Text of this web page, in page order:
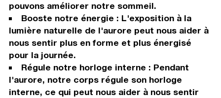
pouvons améliorer notre sommeil.
Booste notre énergie : L'exposition à la
lumière naturelle de l'aurore peut nous aider à
nous sentir plus en forme et plus énergisé
pour la journée.
Régule notre horloge interne : Pendant
l'aurore, notre corps régule son horloge
interne, ce qui peut nous aider à nous sentir